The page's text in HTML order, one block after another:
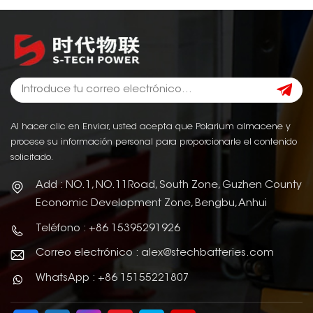
Al hacer clic en Enviar, usted acepta que Polarium almacene y
procese su información personal para proporcionarle el contenido
solicitado.
Add : NO.1, NO.11Road, South Zone, Guzhen County
Economic Development Zone, Bengbu, Anhui
Teléfono : +86 15395291926
Correo electrónico : alex@stechbatteries.com
WhatsApp : +86 15155221807